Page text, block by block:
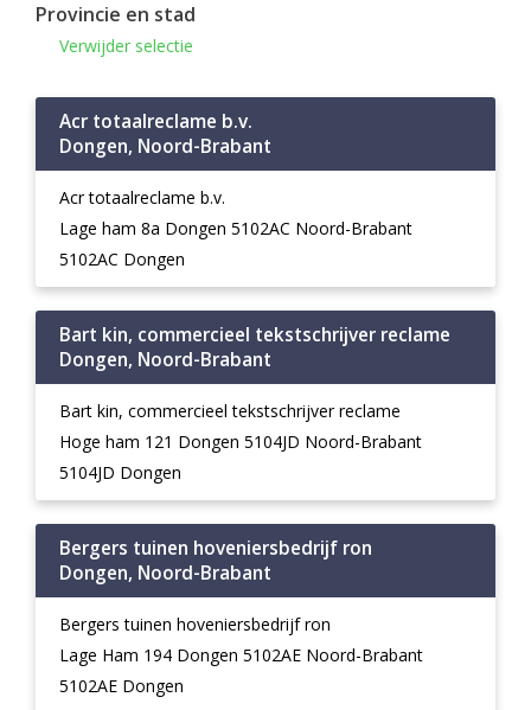
Provincie en stad
Verwijder selectie
Acr totaalreclame b.v.
Dongen, Noord-Brabant
Acr totaalreclame b.v.
Lage ham 8a Dongen 5102AC Noord-Brabant
5102AC Dongen
Bart kin, commercieel tekstschrijver reclame
Dongen, Noord-Brabant
Bart kin, commercieel tekstschrijver reclame
Hoge ham 121 Dongen 5104JD Noord-Brabant
5104JD Dongen
Bergers tuinen hoveniersbedrijf ron
Dongen, Noord-Brabant
Bergers tuinen hoveniersbedrijf ron
Lage Ham 194 Dongen 5102AE Noord-Brabant
5102AE Dongen